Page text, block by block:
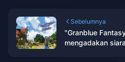
Sebelumnya
"Granblue
mengadakan